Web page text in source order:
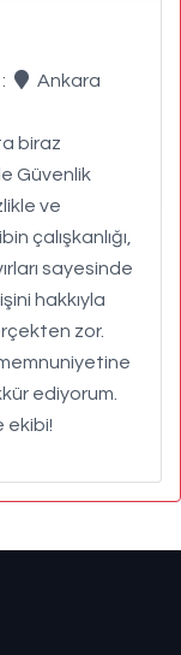
Ankara
biraz
Güvenlik
ve
çalışkanlığı,
sayesinde
hakkıyla
zor.
ediyorum.
ekibi!